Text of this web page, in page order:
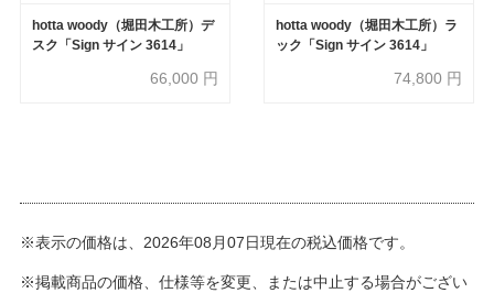
hotta woody（堀田木工所）デ
スク「Sign サイン 3614」
66,000 円
hotta woody（堀田木工所）ラ
ック「Sign サイン 3614」
74,800 円
※表示の価格は、2026年08月07日現在の税込価格です。
※掲載商品の価格、仕様等を変更、または中止する場合がござい